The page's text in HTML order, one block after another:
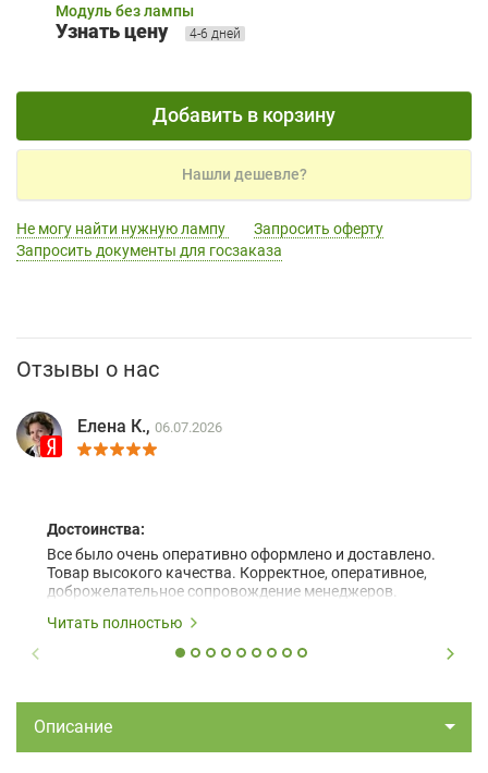
Модуль без лампы
Узнать цену 4-6 дней
Добавить в корзину
Нашли дешевле?
Не могу найти нужную лампу
Запросить оферту
Запросить документы для госзаказа
Отзывы о нас
Елена К., 06.07.2026
Достоинства:
Все было очень оперативно оформлено и доставлено.
Товар высокого качества. Корректное, оперативное,
доброжелательное сопровождение менеджеров.
Читать полностью
Описание